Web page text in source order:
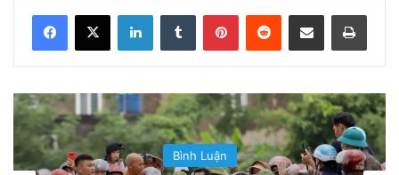
Điện Ảnh Bùng Nổ Cảm Xúc: Tại Sao
Hollywood Đang Đón Nhận Tình Dục Một
Cách Mạnh Mẽ?
9 hours ago
Cảnh Báo: Công An Xử Phạt Người Chia Sẻ
LinkedInTumblr PinterestReddit Share via Email Print
Thế Giới